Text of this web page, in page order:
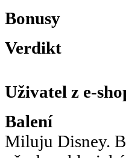
Bonusy
Verdikt
Uživatel z e-
Balení
Miluju Disney.